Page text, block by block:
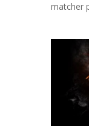
matcher